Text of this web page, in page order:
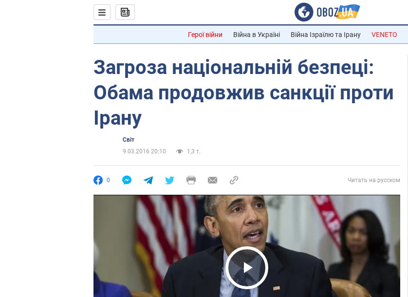
Герої війни Війна в Україні Війна Ізраїлю та Ірану VENETO
Загроза національній безпеці:
Обама продовжив санкції проти
Ірану
Світ
9.03.2016 20:10
1,3 т.
0 Читать на русском
Play Video